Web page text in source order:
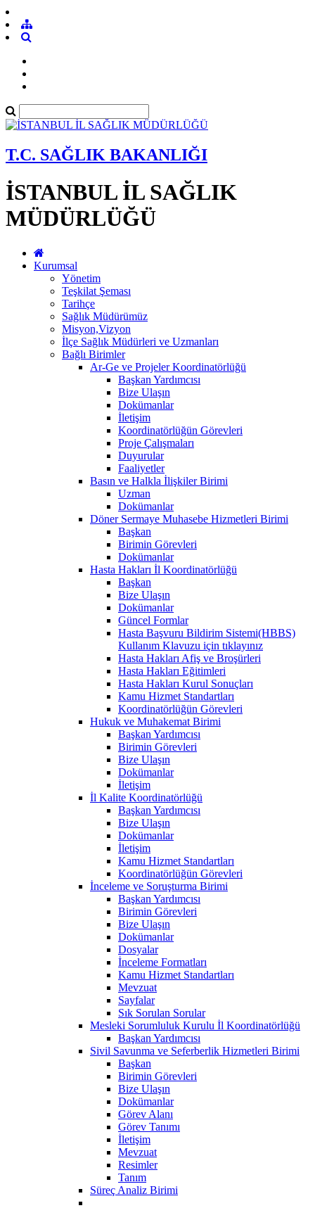
T.C. SAĞLIK BAKANLIĞI
İSTANBUL İL SAĞLIK
MÜDÜRLÜĞÜ
Kurumsal
Yönetim
Teşkilat Şeması
Tarihçe
Sağlık Müdürümüz
Misyon,Vizyon
İlçe Sağlık Müdürleri ve Uzmanları
Bağlı Birimler
Ar-Ge ve Projeler Koordinatörlüğü
Başkan Yardımcısı
Bize Ulaşın
Dokümanlar
İletişim
Koordinatörlüğün Görevleri
Proje Çalışmaları
Duyurular
Faaliyetler
Basın ve Halkla İlişkiler Birimi
Uzman
Dokümanlar
Döner Sermaye Muhasebe Hizmetleri Birimi
Başkan
Birimin Görevleri
Dokümanlar
Hasta Hakları İl Koordinatörlüğü
Başkan
Bize Ulaşın
Dokümanlar
Güncel Formlar
Hasta Başvuru Bildirim Sistemi(HBBS)
Kullanım Klavuzu için tıklayınız
Hasta Hakları Afiş ve Broşürleri
Hasta Hakları Eğitimleri
Hasta Hakları Kurul Sonuçları
Kamu Hizmet Standartları
Koordinatörlüğün Görevleri
Hukuk ve Muhakemat Birimi
Başkan Yardımcısı
Birimin Görevleri
Bize Ulaşın
Dokümanlar
İletişim
İl Kalite Koordinatörlüğü
Başkan Yardımcısı
Bize Ulaşın
Dokümanlar
İletişim
Kamu Hizmet Standartları
Koordinatörlüğün Görevleri
İnceleme ve Soruşturma Birimi
Başkan Yardımcısı
Birimin Görevleri
Bize Ulaşın
Dokümanlar
Dosyalar
İnceleme Formatları
Kamu Hizmet Standartları
Mevzuat
Sayfalar
Sık Sorulan Sorular
Mesleki Sorumluluk Kurulu İl Koordinatörlüğü
Başkan Yardımcısı
Sivil Savunma ve Seferberlik Hizmetleri Birimi
Başkan
Birimin Görevleri
Bize Ulaşın
Dokümanlar
Görev Alanı
Görev Tanımı
İletişim
Mevzuat
Resimler
Tanım
Süreç Analiz Birimi